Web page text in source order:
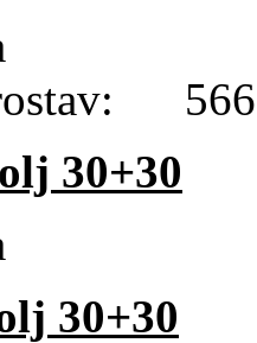
566
30+30
30+30